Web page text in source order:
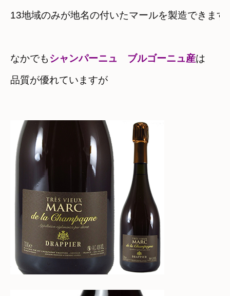
13地域のみが地名の付いたマールを製造できます
なかでも シャンパーニュ　ブルゴーニュ産は